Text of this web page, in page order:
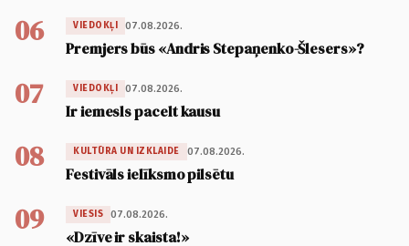
06 VIEDOKĻI 07.08.2026.
Premjers būs «Andris Stepaņenko-Šlesers»?
07 VIEDOKĻI 07.08.2026.
Ir iemesls pacelt kausu
08 KULTŪRA UN IZKLAIDE 07.08.2026.
Festivāls ielīksmo pilsētu
09 VIESIS 07.08.2026.
«Dzīve ir skaista!»